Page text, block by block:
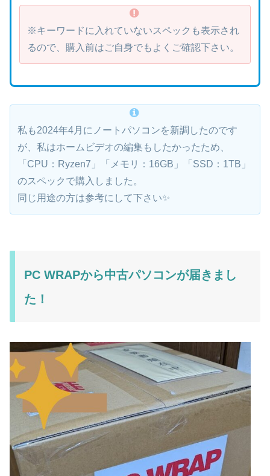
※キーワードに入れていないスペックも表示され
るので、購入前はご自身でもよくご確認下さい。
私も2024年4月にノートパソコンを新調したのです
が、私はホームビデオの編集もしたかったため、
「CPU：Ryzen7」「メモリ：16GB」「SSD：1TB」
のスペックで購入しました。
同じ用途の方は参考にして下さい✨
PC WRAPから中古パソコンが届きまし
た！